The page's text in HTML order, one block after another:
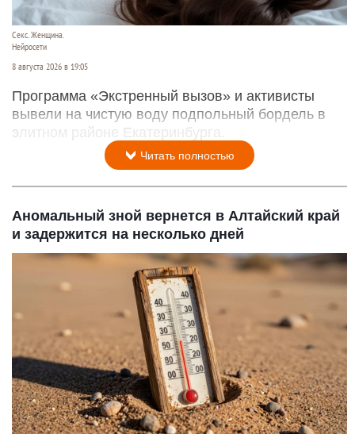
Секс. Женщина.
Нейросети
8 августа 2026 в 19:05
Программа «Экстренный вызов» и активисты
вывели на чистую воду подпольный бордель в
элитном районе Екатеринбурга.
Читать полностью
Аномальный зной вернется в Алтайский край
и задержится на несколько дней